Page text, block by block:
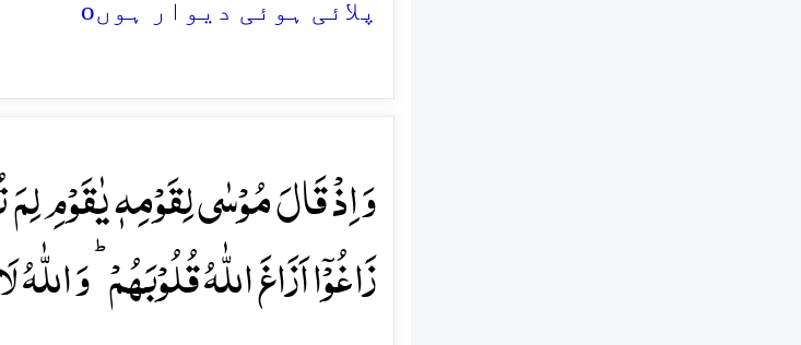
پلائی ہوئی دیوار ہوںo
وَ اِذۡ قَالَ مُوۡسٰی لِقَوۡمِہٖ یٰقَوۡمِ
زَاغُوۡۤا اَزَاغَ اللّٰہُ قُلُوۡبَہُمۡ ؕ وَ